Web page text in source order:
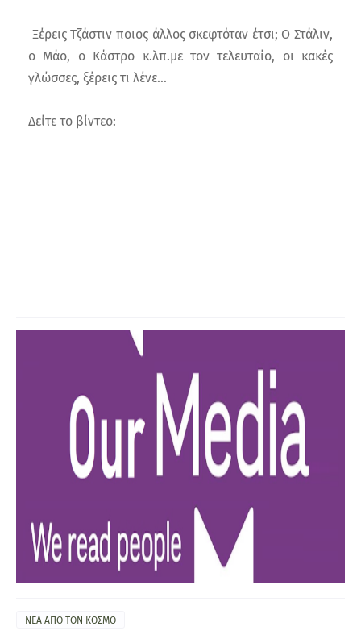
Ξέρεις Τζάστιν ποιος άλλος σκεφτόταν έτσι; Ο Στάλιν,
ο Μάο, ο Κάστρο κ.λπ.με τον τελευταίο, οι κακές
γλώσσες, ξέρεις τι λένε...
Δείτε το βίντεο:
ΝΕΑ ΑΠΟ ΤΟΝ ΚΟΣΜΟ